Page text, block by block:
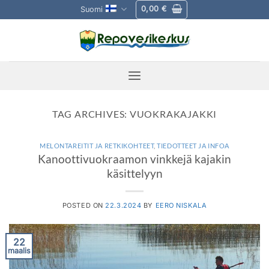
to
Suomi 0,00 €
TAG ARCHIVES: VUOKRAKAJAKKI
MELONTAREITIT JA RETKIKOHTEET,TIEDOTTEET JA INFOA
Kanoottivuokraamon vinkkejä kajakin
käsittelyyn
POSTED ON 22.3.2024 BY EERO NISKALA
22
maalis